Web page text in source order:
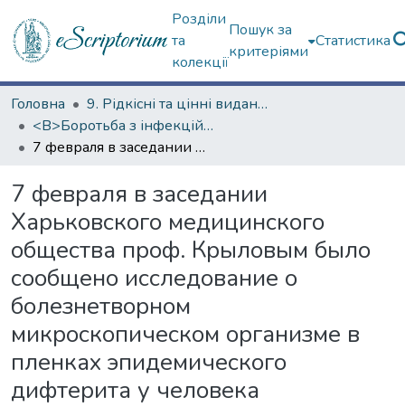
Розділи
та
колекції
Пошук за
критеріями
Статистика
Головна
9. Рідкісні та цінні видання
<B>Боротьба з інфекційними хворобами</B>
7 февраля в заседании Харьковского медицинского общества проф. Крыловым было сообщено исследование о болезнетворном микроскопическом организме в пленках эпидемического дифтерита у человека
7 февраля в заседании
Харьковского медицинского
общества проф. Крыловым было
сообщено исследование о
болезнетворном
микроскопическом организме в
пленках эпидемического
дифтерита у человека